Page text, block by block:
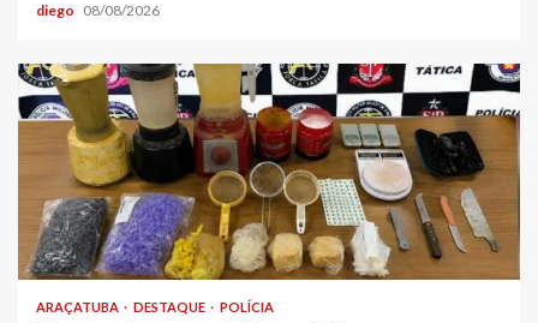
diego 08/08/2026
ARAÇATUBA DESTAQUE POLÍCIA